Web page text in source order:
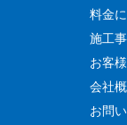
料金
施工
お客
会社
お問